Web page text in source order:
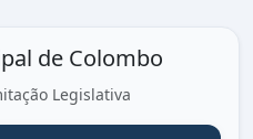
de Colombo
Legislativa